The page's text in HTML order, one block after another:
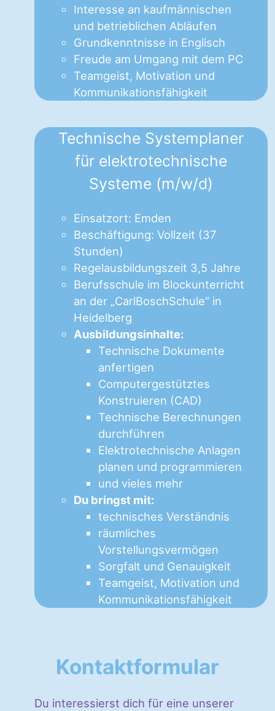
Interesse an kaufmännischen
und betrieblichen Abläufen
Grundkenntnisse in Englisch
Freude am Umgang mit dem PC
Teamgeist, Motivation und
Kommunikationsfähigkeit
Technische Systemplaner
für elektrotechnische
Systeme (m/w/d)
Einsatzort: Emden
Beschäftigung: Vollzeit (37
Stunden)
Regelausbildungszeit 3,5 Jahre
Berufsschule im Blockunterricht
an der „CarlBoschSchule“ in
Heidelberg
Ausbildungsinhalte:
Technische Dokumente
anfertigen
Computergestütztes
Konstruieren (CAD)
Technische Berechnungen
durchführen
Elektrotechnische Anlagen
planen und programmieren
und vieles mehr
Du bringst mit:
technisches Verständnis
räumliches
Vorstellungsvermögen
Sorgfalt und Genauigkeit
Teamgeist, Motivation und
Kommunikationsfähigkeit
Kontaktformular
Du interessierst dich für eine unserer